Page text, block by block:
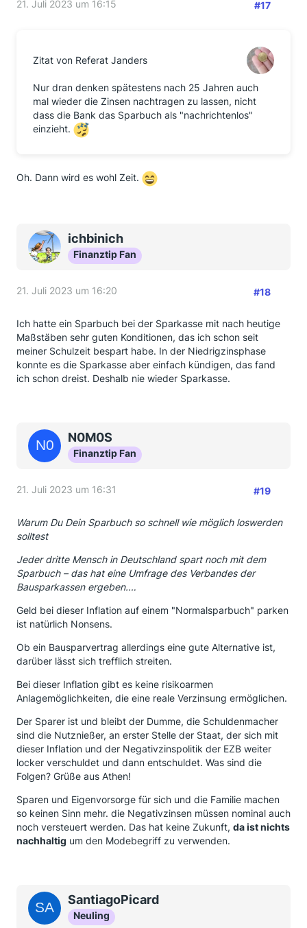
21. Juli 2023 um 16:15 #17
Zitat von Referat Janders
Nur dran denken spätestens nach 25 Jahren auch
mal wieder die Zinsen nachtragen zu lassen, nicht
dass die Bank das Sparbuch als "nachrichtenlos"
einzieht.
Oh. Dann wird es wohl Zeit.
ichbinich
Finanztip Fan
21. Juli 2023 um 16:20 #18
Ich hatte ein Sparbuch bei der Sparkasse mit nach heutige
Maßstäben sehr guten Konditionen, das ich schon seit
meiner Schulzeit bespart habe. In der Niedrigzinsphase
konnte es die Sparkasse aber einfach kündigen, das fand
ich schon dreist. Deshalb nie wieder Sparkasse.
N0M0S
Finanztip Fan
21. Juli 2023 um 16:31 #19
Warum Du Dein Sparbuch so schnell wie möglich loswerden
solltest
Jeder dritte Mensch in Deutschland spart noch mit dem
Sparbuch – das hat eine Umfrage des Verbandes der
Bausparkassen ergeben.…
Geld bei dieser Inflation auf einem "Normalsparbuch" parken
ist natürlich Nonsens.
Ob ein Bausparvertrag allerdings eine gute Alternative ist,
darüber lässt sich trefflich streiten.
Bei dieser Inflation gibt es keine risikoarmen
Anlagemöglichkeiten, die eine reale Verzinsung ermöglichen.
Der Sparer ist und bleibt der Dumme, die Schuldenmacher
sind die Nutznießer, an erster Stelle der Staat, der sich mit
dieser Inflation und der Negativzinspolitik der EZB weiter
locker verschuldet und dann entschuldet. Was sind die
Folgen? Grüße aus Athen!
Sparen und Eigenvorsorge für sich und die Familie machen
so keinen Sinn mehr. die Negativzinsen müssen nominal auch
noch versteuert werden. Das hat keine Zukunft, da ist nichts
nachhaltig um den Modebegriff zu verwenden.
SantiagoPicard
Neuling